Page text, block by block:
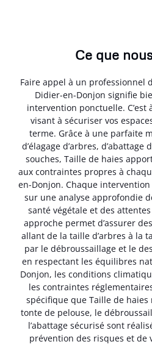
Ce que
Faire appel à un professionnel
Didier-en-Donjon signifie
intervention ponctuelle.
visant à sécuriser vos
terme. Grâce à une parfaite
d’élagage d’arbres, d’abattage
souches, Taille de haies
aux contraintes propres à
en-Donjon. Chaque
sur une analyse approfondie
santé végétale et des
approche permet d’assurer
allant de la taille d’arbres à la
par le débroussaillage et le
en respectant les équilibres
Donjon, les conditions
les contraintes
spécifique que Taille de
tonte de pelouse, le
l’abattage sécurisé sont
prévention des risques et de